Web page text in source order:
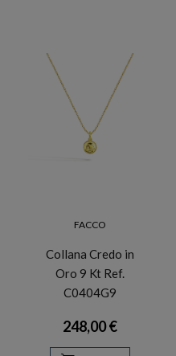
FACCO
Collana Credo in
Oro 9 Kt Ref.
C0404G9
248,00 €